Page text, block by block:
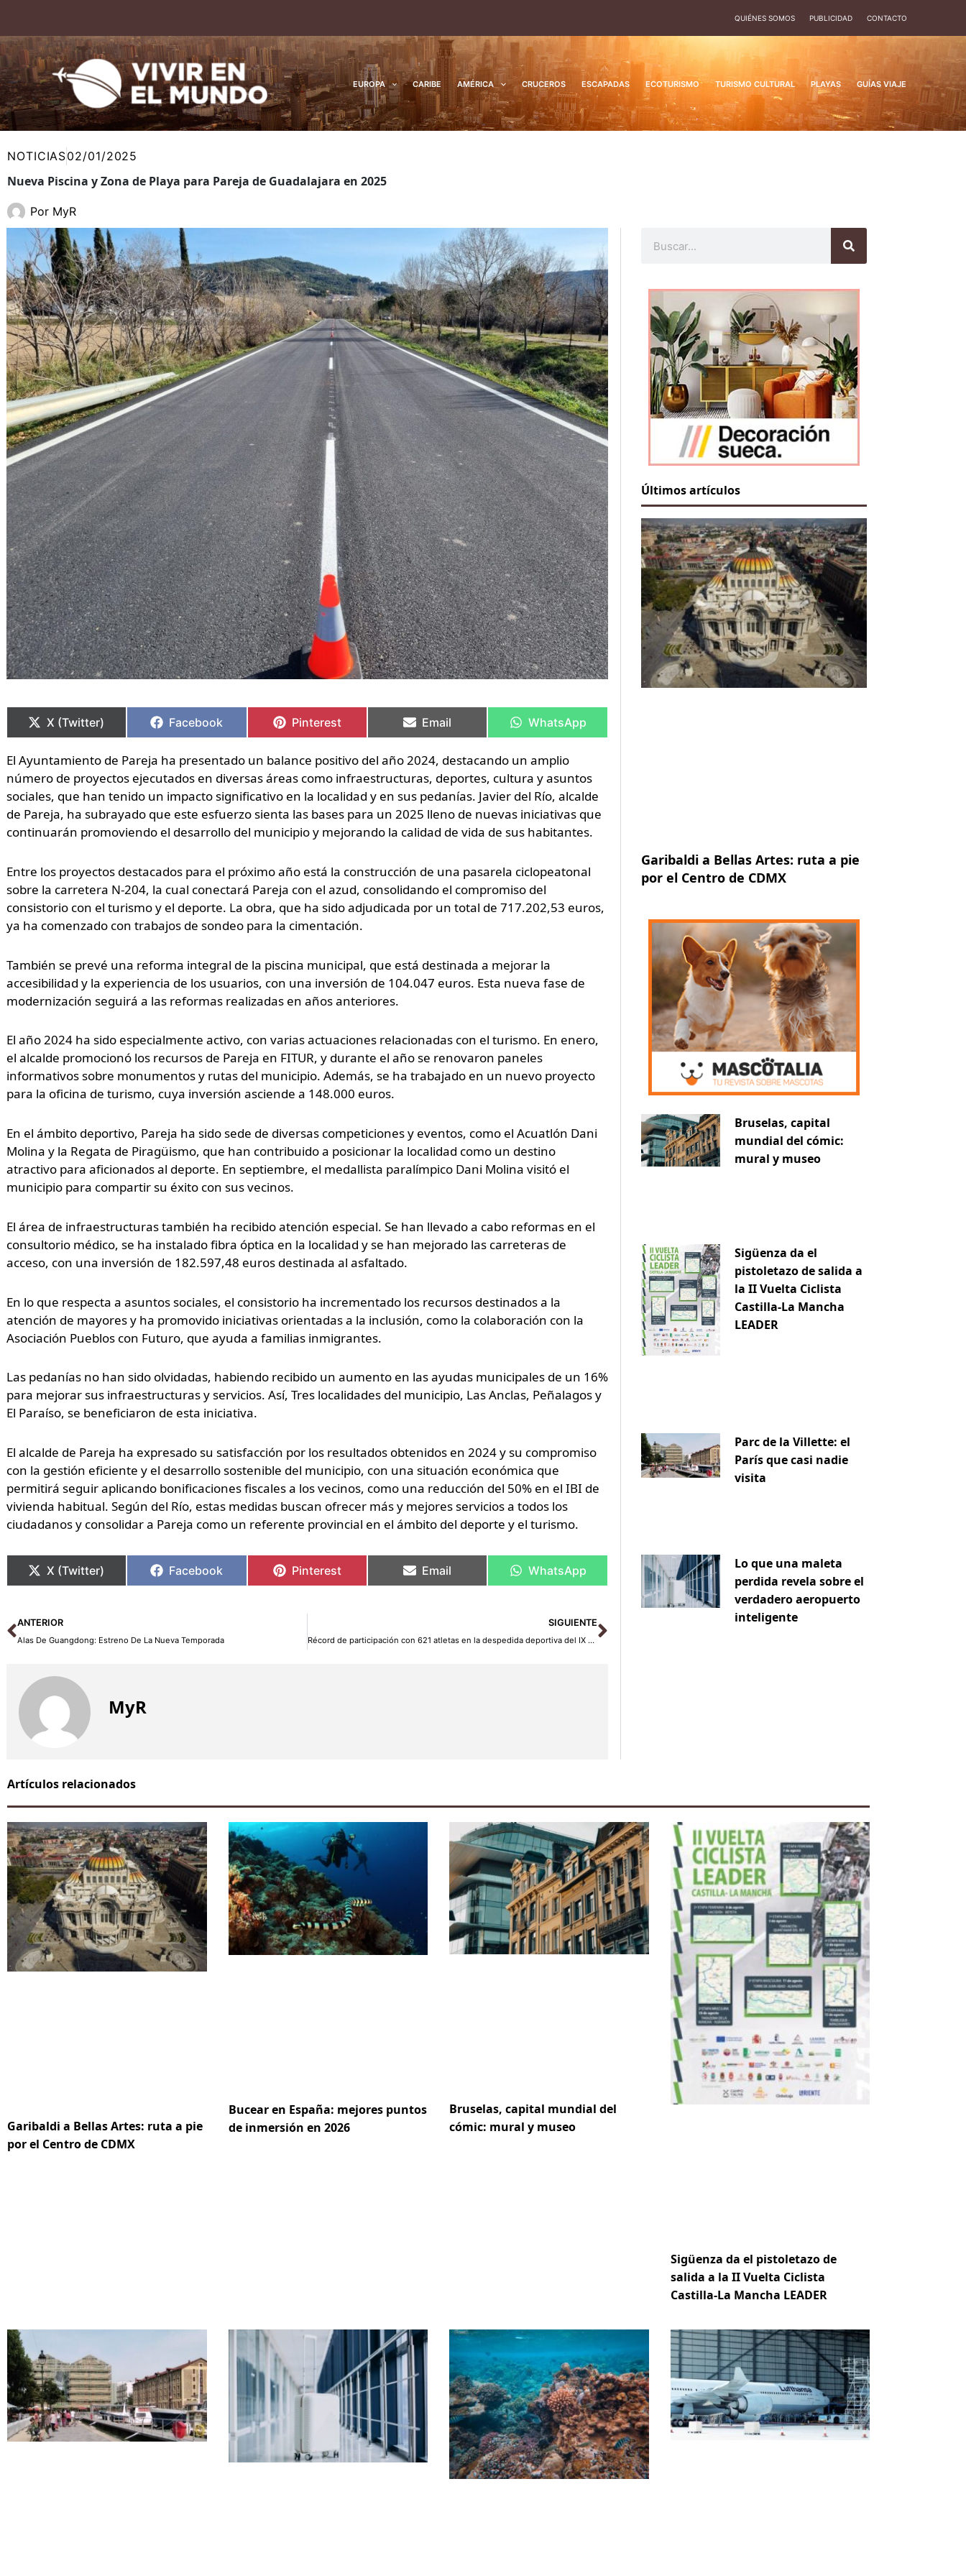
contenido
QUIÉNES SOMOS PUBLICIDAD CONTACTO
EUROPA CARIBE AMÉRICA CRUCEROS ESCAPADAS ECOTURISMO TURISMO CULTURAL PLAYAS GUÍAS VIAJE
NOTICIAS02/01/2025
Nueva Piscina y Zona de Playa para Pareja de Guadalajara en 2025
Por MyR
en
X (Twitter)
en
Facebook
en
Pinterest
en
Email
en
WhatsApp
El Ayuntamiento de Pareja ha presentado un balance positivo del año 2024, destacando un amplio
número de proyectos ejecutados en diversas áreas como infraestructuras, deportes, cultura y asuntos
sociales, que han tenido un impacto significativo en la localidad y en sus pedanías. Javier del Río, alcalde
de Pareja, ha subrayado que este esfuerzo sienta las bases para un 2025 lleno de nuevas iniciativas que
continuarán promoviendo el desarrollo del municipio y mejorando la calidad de vida de sus habitantes.
Entre los proyectos destacados para el próximo año está la construcción de una pasarela ciclopeatonal
sobre la carretera N-204, la cual conectará Pareja con el azud, consolidando el compromiso del
consistorio con el turismo y el deporte. La obra, que ha sido adjudicada por un total de 717.202,53 euros,
ya ha comenzado con trabajos de sondeo para la cimentación.
También se prevé una reforma integral de la piscina municipal, que está destinada a mejorar la
accesibilidad y la experiencia de los usuarios, con una inversión de 104.047 euros. Esta nueva fase de
modernización seguirá a las reformas realizadas en años anteriores.
El año 2024 ha sido especialmente activo, con varias actuaciones relacionadas con el turismo. En enero,
el alcalde promocionó los recursos de Pareja en FITUR, y durante el año se renovaron paneles
informativos sobre monumentos y rutas del municipio. Además, se ha trabajado en un nuevo proyecto
para la oficina de turismo, cuya inversión asciende a 148.000 euros.
En el ámbito deportivo, Pareja ha sido sede de diversas competiciones y eventos, como el Acuatlón Dani
Molina y la Regata de Piragüismo, que han contribuido a posicionar la localidad como un destino
atractivo para aficionados al deporte. En septiembre, el medallista paralímpico Dani Molina visitó el
municipio para compartir su éxito con sus vecinos.
El área de infraestructuras también ha recibido atención especial. Se han llevado a cabo reformas en el
consultorio médico, se ha instalado fibra óptica en la localidad y se han mejorado las carreteras de
acceso, con una inversión de 182.597,48 euros destinada al asfaltado.
En lo que respecta a asuntos sociales, el consistorio ha incrementado los recursos destinados a la
atención de mayores y ha promovido iniciativas orientadas a la inclusión, como la colaboración con la
Asociación Pueblos con Futuro, que ayuda a familias inmigrantes.
Las pedanías no han sido olvidadas, habiendo recibido un aumento en las ayudas municipales de un 16%
para mejorar sus infraestructuras y servicios. Así, Tres localidades del municipio, Las Anclas, Peñalagos y
El Paraíso, se beneficiaron de esta iniciativa.
El alcalde de Pareja ha expresado su satisfacción por los resultados obtenidos en 2024 y su compromiso
con la gestión eficiente y el desarrollo sostenible del municipio, con una situación económica que
permitirá seguir aplicando bonificaciones fiscales a los vecinos, como una reducción del 50% en el IBI de
vivienda habitual. Según del Río, estas medidas buscan ofrecer más y mejores servicios a todos los
ciudadanos y consolidar a Pareja como un referente provincial en el ámbito del deporte y el turismo.
en
X (Twitter)
en
Facebook
en
Pinterest
en
Email
en
WhatsApp
Ant
ANTERIOR
Alas De Guangdong: Estreno De La Nueva Temporada
SIGUIENTE
Récord de participación con 621 atletas en la despedida deportiva del IX centenario de Sigüenza
Siguiente
MyR
Últimos artículos
Garibaldi a Bellas Artes: ruta a pie
por el Centro de CDMX
Bruselas, capital
mundial del cómic:
mural y museo
Sigüenza da el
pistoletazo de salida a
la II Vuelta Ciclista
Castilla-La Mancha
LEADER
Parc de la Villette: el
París que casi nadie
visita
Lo que una maleta
perdida revela sobre el
verdadero aeropuerto
inteligente
Artículos relacionados
Garibaldi a Bellas Artes: ruta a pie
por el Centro de CDMX
Bucear en España: mejores puntos
de inmersión en 2026
Bruselas, capital mundial del
cómic: mural y museo
Sigüenza da el pistoletazo de
salida a la II Vuelta Ciclista
Castilla-La Mancha LEADER